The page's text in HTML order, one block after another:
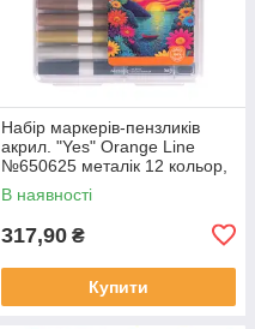
Набір маркерів-пензликів
акрил. "Yes" Orange Line
№650625 металік 12 кольор,
в пласт. коробці
В наявності
317,90 ₴
Купити